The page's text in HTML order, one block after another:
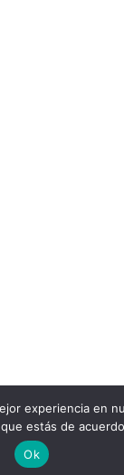
experiencia en
estás de
Ok